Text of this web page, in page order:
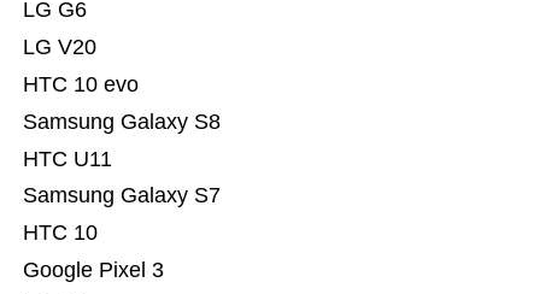
Google Pixel 3
HTC 10
Samsung Galaxy S7
HTC U11
Samsung Galaxy S8
HTC 10 evo
LG V20
LG G6